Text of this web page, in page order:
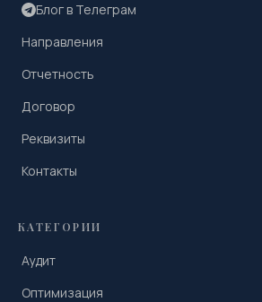
Блог в Телеграм
Направления
Отчетность
Договор
Реквизиты
Контакты
КАТЕГОРИИ
Аудит
Оптимизация